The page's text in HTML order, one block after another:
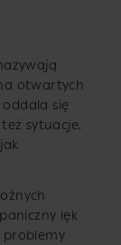
otwartych
się
sytuacje,
lęk
problemy